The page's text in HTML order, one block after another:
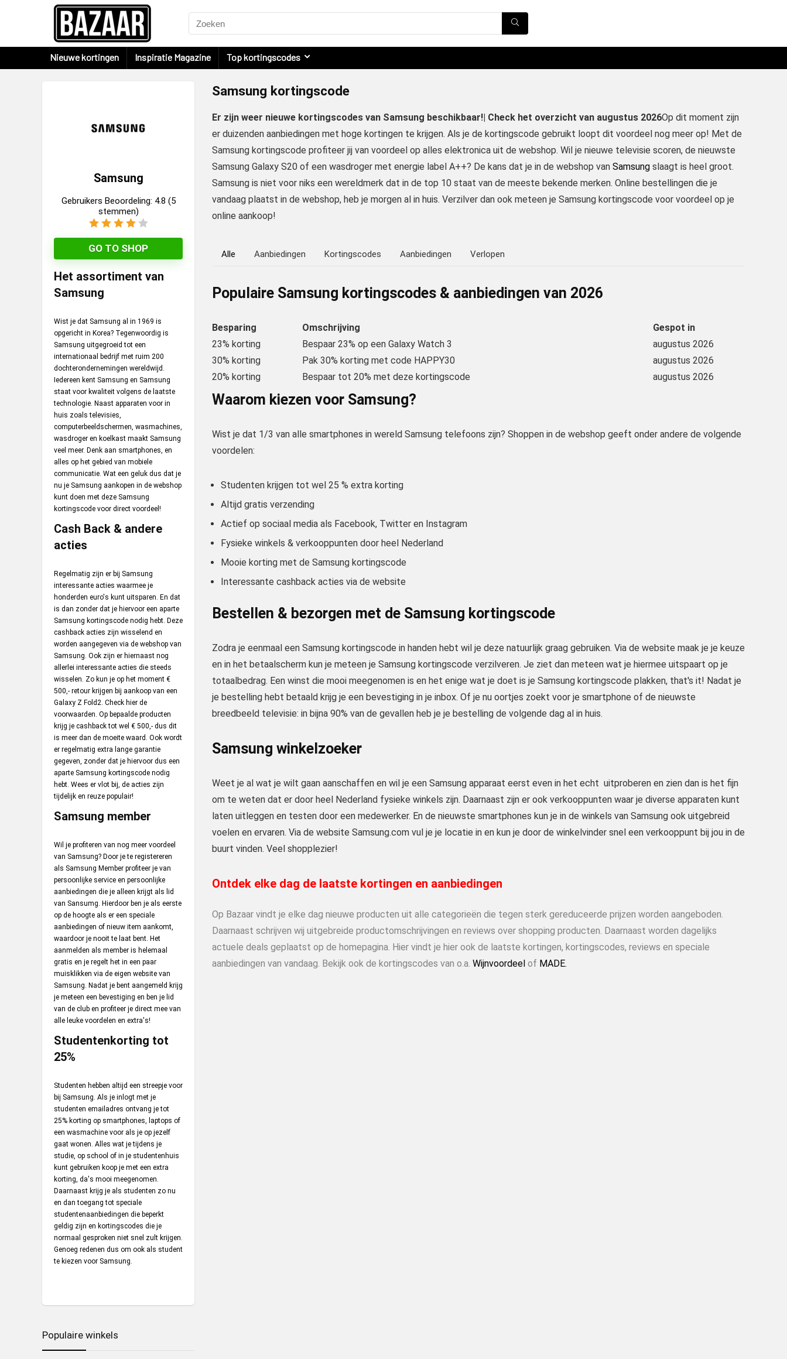
Nieuwe kortingen Inspiratie Magazine Top kortingscodes
Samsung kortingscode
Er zijn weer nieuwe kortingscodes van Samsung beschikbaar!| Check het overzicht van augustus 2026Op dit moment zijn
er duizenden aanbiedingen met hoge kortingen te krijgen. Als je de kortingscode gebruikt loopt dit voordeel nog meer op! Met de
Samsung kortingscode profiteer jij van voordeel op alles elektronica uit de webshop. Wil je nieuwe televisie scoren, de nieuwste
Samsung Galaxy S20 of een wasdroger met energie label A++? De kans dat je in de webshop van Samsung slaagt is heel groot.
Samsung is niet voor niks een wereldmerk dat in de top 10 staat van de meeste bekende merken. Online bestellingen die je
vandaag plaatst in de webshop, heb je morgen al in huis. Verzilver dan ook meteen je Samsung kortingscode voor voordeel op je
online aankoop!
Samsung
Gebruikers Beoordeling: 4.8 (5
stemmen)
GO TO SHOP
Het assortiment van
Samsung
Wist je dat Samsung al in 1969 is
opgericht in Korea? Tegenwoordig is
Samsung uitgegroeid tot een
internationaal bedrijf met ruim 200
dochterondernemingen wereldwijd.
Iedereen kent Samsung en Samsung
staat voor kwaliteit volgens de laatste
technologie. Naast apparaten voor in
huis zoals televisies,
computerbeeldschermen, wasmachines,
wasdroger en koelkast maakt Samsung
veel meer. Denk aan smartphones, en
alles op het gebied van mobiele
communicatie. Wat een geluk dus dat je
nu je Samsung aankopen in de webshop
kunt doen met deze Samsung
kortingscode voor direct voordeel!
Cash Back & andere
acties
Regelmatig zijn er bij Samsung
interessante acties waarmee je
honderden euro's kunt uitsparen. En dat
is dan zonder dat je hiervoor een aparte
Samsung kortingscode nodig hebt. Deze
cashback acties zijn wisselend en
worden aangegeven via de webshop van
Samsung. Ook zijn er hiernaast nog
allerlei interessante acties die steeds
wisselen. Zo kun je op het moment €
500,- retour krijgen bij aankoop van een
Galaxy Z Fold2. Check hier de
voorwaarden. Op bepaalde producten
krijg je cashback tot wel € 500,- dus dit
is meer dan de moeite waard. Ook wordt
er regelmatig extra lange garantie
gegeven, zonder dat je hiervoor dus een
aparte Samsung kortingscode nodig
hebt. Wees er vlot bij, de acties zijn
tijdelijk en reuze populair!
Samsung member
Wil je profiteren van nog meer voordeel
van Samsung? Door je te registereren
als Samsung Member profiteer je van
persoonlijke service en persoonlijke
aanbiedingen die je alleen krijgt als lid
van Sansumg. Hierdoor ben je als eerste
op de hoogte als er een speciale
aanbiedingen of nieuw item aankomt,
waardoor je nooit te laat bent. Het
aanmelden als member is helemaal
gratis en je regelt het in een paar
muisklikken via de eigen website van
Samsung. Nadat je bent aangemeld krijg
je meteen een bevestiging en ben je lid
van de club en profiteer je direct mee van
alle leuke voordelen en extra's!
Studentenkorting tot
25%
Studenten hebben altijd een streepje voor
bij Samsung. Als je inlogt met je
studenten emailadres ontvang je tot
25% korting op smartphones, laptops of
een wasmachine voor als je op jezelf
gaat wonen. Alles wat je tijdens je
studie, op school of in je studentenhuis
kunt gebruiken koop je met een extra
korting, da's mooi meegenomen.
Daarnaast krijg je als studenten zo nu
en dan toegang tot speciale
studentenaanbiedingen die beperkt
geldig zijn en kortingscodes die je
normaal gesproken niet snel zult krijgen.
Genoeg redenen dus om ook als student
te kiezen voor Samsung.
Alle Aanbiedingen Kortingscodes Aanbiedingen Verlopen
Populaire Samsung kortingscodes & aanbiedingen van 2026
Besparing Omschrijving
Gespot in
23% korting
Bespaar 23% op een Galaxy Watch 3
augustus 2026
30% korting
Pak 30% korting met code HAPPY30
augustus 2026
20% korting
Bespaar tot 20% met deze kortingscode augustus 2026
Waarom kiezen voor Samsung?
Wist je dat 1/3 van alle smartphones in wereld Samsung telefoons zijn? Shoppen in de webshop geeft onder andere de volgende
voordelen:
Studenten krijgen tot wel 25 % extra korting
Altijd gratis verzending
Actief op sociaal media als Facebook, Twitter en Instagram
Fysieke winkels & verkooppunten door heel Nederland
Mooie korting met de Samsung kortingscode
Interessante cashback acties via de website
Bestellen & bezorgen met de Samsung kortingscode
Zodra je eenmaal een Samsung kortingscode in handen hebt wil je deze natuurlijk graag gebruiken. Via de website maak je je keuze
en in het betaalscherm kun je meteen je Samsung kortingscode verzilveren. Je ziet dan meteen wat je hiermee uitspaart op je
totaalbedrag. Een winst die mooi meegenomen is en het enige wat je doet is je Samsung kortingscode plakken, that's it! Nadat je
je bestelling hebt betaald krijg je een bevestiging in je inbox. Of je nu oortjes zoekt voor je smartphone of de nieuwste
breedbeeld televisie: in bijna 90% van de gevallen heb je je bestelling de volgende dag al in huis.
Samsung winkelzoeker
Weet je al wat je wilt gaan aanschaffen en wil je een Samsung apparaat eerst even in het echt uitproberen en zien dan is het fijn
om te weten dat er door heel Nederland fysieke winkels zijn. Daarnaast zijn er ook verkooppunten waar je diverse apparaten kunt
laten uitleggen en testen door een medewerker. En de nieuwste smartphones kun je in de winkels van Samsung ook uitgebreid
voelen en ervaren. Via de website Samsung.com vul je je locatie in en kun je door de winkelvinder snel een verkooppunt bij jou in de
buurt vinden. Veel shopplezier!
Ontdek elke dag de laatste kortingen en aanbiedingen
Op Bazaar vindt je elke dag nieuwe producten uit alle categorieën die tegen sterk gereduceerde prijzen worden aangeboden.
Daarnaast schrijven wij uitgebreide productomschrijvingen en reviews over shopping producten. Daarnaast worden dagelijks
actuele deals geplaatst op de homepagina. Hier vindt je hier ook de laatste kortingen, kortingscodes, reviews en speciale
aanbiedingen van vandaag. Bekijk ook de kortingscodes van o.a. Wijnvoordeel of MADE.
Populaire winkels